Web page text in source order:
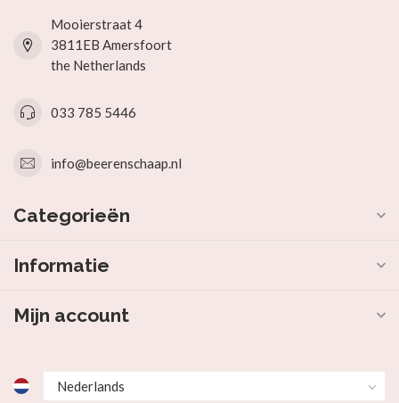
Mooierstraat 4
3811EB Amersfoort
the Netherlands
033 785 5446
info@beerenschaap.nl
Categorieën
Informatie
Mijn account